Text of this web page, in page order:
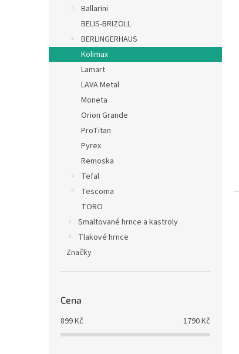
Ballarini
BELIS-BRIZOLL
BERLINGERHAUS
Kolimax
Lamart
LAVA Metal
Moneta
Orion Grande
ProTitan
Pyrex
Remoska
Tefal
Tescoma
TORO
Smaltované hrnce a kastroly
Tlakové hrnce
Značky
Cena
899Kč 1790Kč